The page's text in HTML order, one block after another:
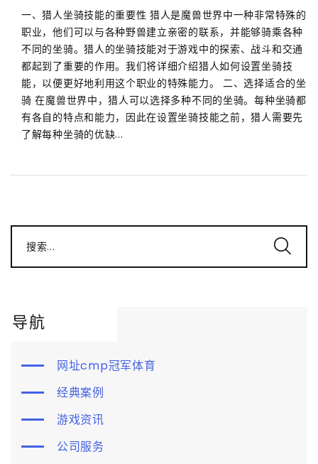
一、猎人坐骑技能的重要性 猎人是魔兽世界中一种非常特殊的
职业，他们可以与各种野兽建立亲密的联系，并能够骑乘各种
不同的坐骑。猎人的坐骑技能对于游戏中的探索、战斗和交通
都起到了重要的作用。我们将详细介绍猎人如何设置坐骑技
能，以便更好地利用这个职业的特殊能力。 二、选择适合的坐
骑 在魔兽世界中，猎人可以选择多种不同的坐骑。每种坐骑都
有各自的特点和能力，因此在设置坐骑技能之前，猎人需要先
了解每种坐骑的优缺...
搜索...
导航
网址cmp冠军体育
经典案例
游戏资讯
公司服务